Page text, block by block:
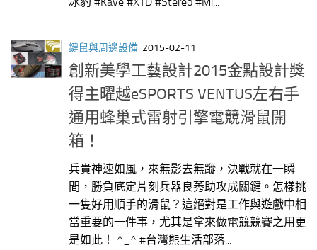
鍵鼠與周邊設備 2015-02-11
創新美學工藝設計2015金點設計獎
得主曜越eSPORTS VENTUS左右手
通用蜂巢式雷射引擎電競滑鼠開
箱！
兵貴神速如風，來無影去無蹤，決戰就在一瞬
間，勝負底定片刻兵器良莠助攻成關鍵。怎樣挑
一隻好用順手的滑鼠？這絕對是工作與遊戲中相
當重要的一件事，尤其是拿來做電競競賽之用更
是如此！ ^_^ #台灣熊生活部落...